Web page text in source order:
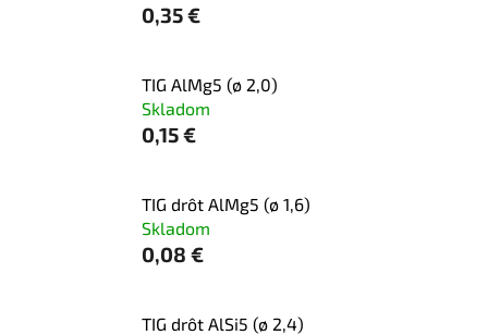
0,35 €
TIG AlMg5 (ø 2,0)
Skladom
0,15 €
TIG drôt AlMg5 (ø 1,6)
Skladom
0,08 €
TIG drôt AlSi5 (ø 2,4)